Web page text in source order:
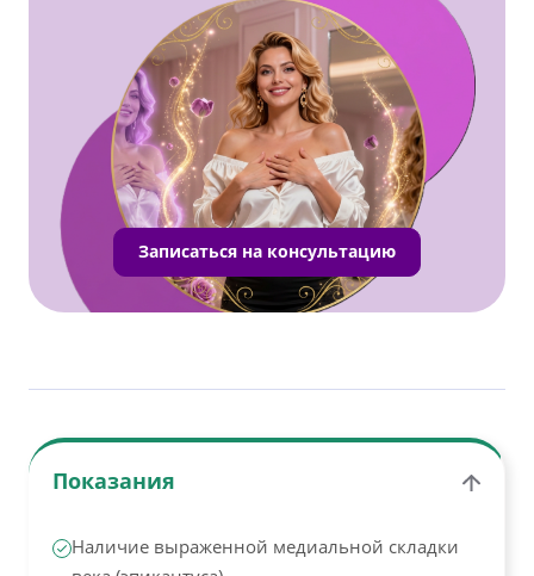
Записаться на консультацию
Показания
Наличие выраженной медиальной складки